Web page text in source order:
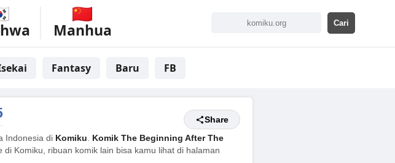
Manhua
Fantasy Baru FB
Share
Indonesia di Komiku. Komik The Beginning After The
Komiku, ribuan komik lain bisa kamu lihat di halaman